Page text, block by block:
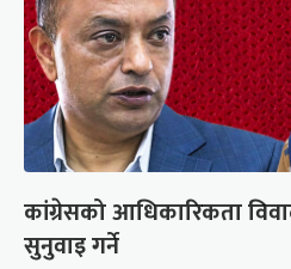
कांग्रेसको आधिकारिकता
सुनुवाइ गर्ने